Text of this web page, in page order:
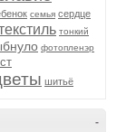
семья сердце
тонкий
фотопленэр
шитьё
-